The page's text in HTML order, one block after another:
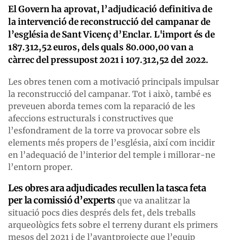
El Govern ha aprovat, l’adjudicació definitiva de
la intervenció de reconstrucció del campanar de
l’església de Sant Vicenç d’Enclar. L'import és de
187.312,52 euros, dels quals 80.000,00 van a
càrrec del pressupost 2021 i 107.312,52 del 2022.
Les obres tenen com a motivació principals impulsar
la reconstrucció del campanar. Tot i això, també es
preveuen aborda temes com la reparació de les
afeccions estructurals i constructives que
l’esfondrament de la torre va provocar sobre els
elements més propers de l’església, així com incidir
en l’adequació de l’interior del temple i millorar-ne
l’entorn proper.
Les obres ara adjudicades recullen la tasca feta
per la comissió d’experts que va analitzar la
situació pocs dies després dels fet, dels treballs
arqueològics fets sobre el terreny durant els primers
mesos del 2021 i de l’avantprojecte que l’equip